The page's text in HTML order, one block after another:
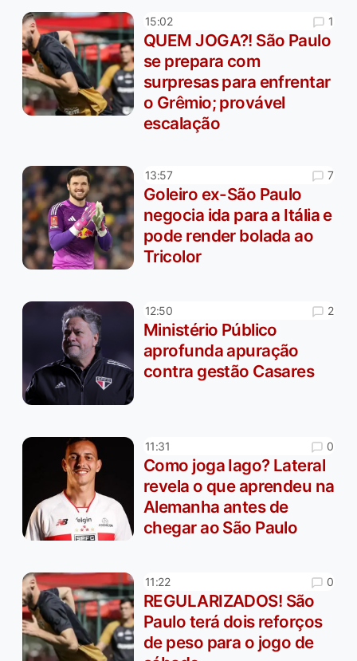
15:02 1
QUEM JOGA?! São Paulo
se prepara com
surpresas para enfrentar
o Grêmio; provável
escalação
13:57 7
Goleiro ex-São Paulo
negocia ida para a Itália e
pode render bolada ao
Tricolor
12:50 2
Ministério Público
aprofunda apuração
contra gestão Casares
11:31 0
Como joga Iago? Lateral
revela o que aprendeu na
Alemanha antes de
chegar ao São Paulo
11:22 0
REGULARIZADOS! São
Paulo terá dois reforços
de peso para o jogo de